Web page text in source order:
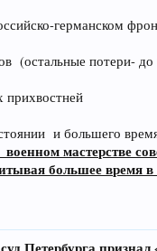
германском
(остальные потери-
прихвостней
и большего
мастерстве
большее